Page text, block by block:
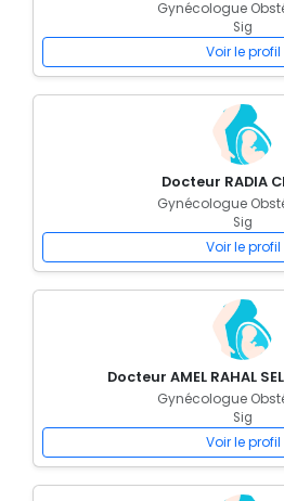
Gynécologue
Sig
Voir le profil
Docteur RADIA
Gynécologue
Sig
Voir le profil
Docteur AMEL RAHAL
Gynécologue
Sig
Voir le profil